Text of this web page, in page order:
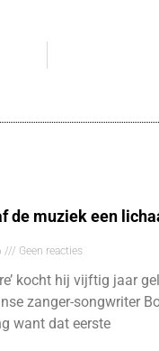
de muziek een
Geen reacties
kocht hij vijftig jaar
zanger-songwriter
want dat eerste